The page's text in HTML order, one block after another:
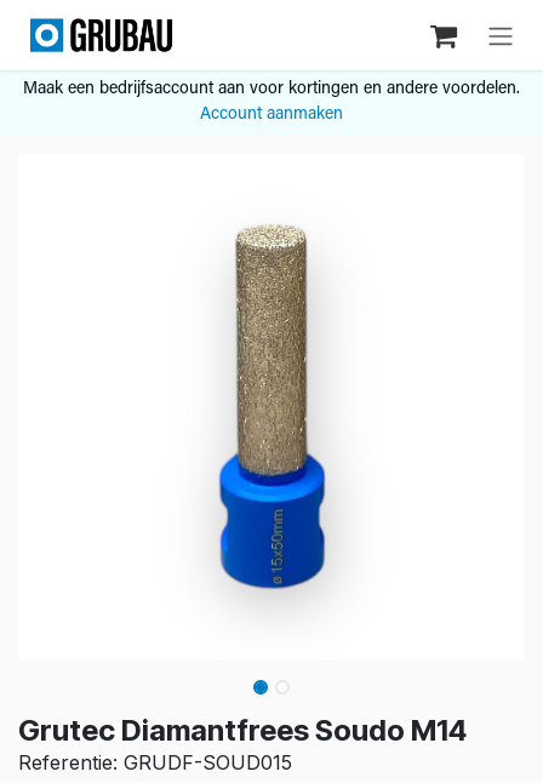
Overslaan naar inhoud
Maak een bedrijfsaccount aan voor kortingen en andere voordelen.
Account aanmaken
Grutec Diamantfrees Soudo M14
Referentie: GRUDF-SOUD015